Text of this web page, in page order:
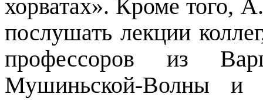
хорватах». Кроме того,
послушать лекции
профессоров из
Мушиньской-Волны